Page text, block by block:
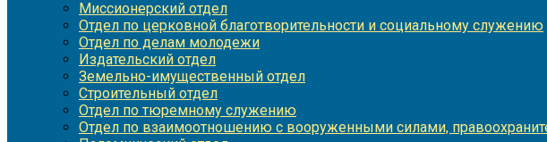
Миссионерский отдел
Отдел по церковной благотворительности и социальному служению
Отдел по делам молодежи
Издательский отдел
Земельно-имущественный отдел
Строительный отдел
Отдел по тюремному служению
Отдел по взаимоотношению с вооруженными силами,